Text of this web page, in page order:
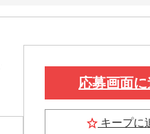
応募画面
キープに